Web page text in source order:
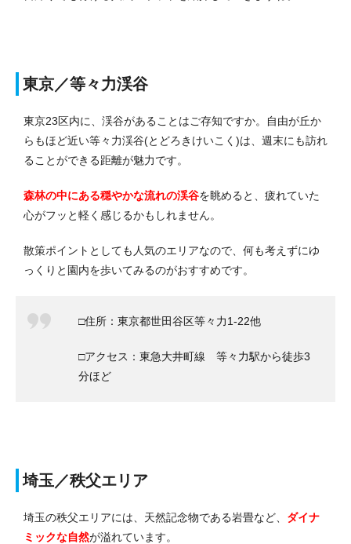
東京／等々力渓谷
東京23区内に、渓谷があることはご存知ですか。
自由が丘か
らもほど近い等々力渓谷(とどろきけいこく)は、週末にも訪れ
ることができる距離が魅力です。
森林の中にある穏やかな流れの渓谷を眺めると、疲れていた
心がフッと軽く感じるかもしれません。
散策ポイントとしても人気のエリアなので、何も考えずにゆ
っくりと園内を歩いてみるのがおすすめです。
□住所：東京都世田谷区等々力1-22他
□アクセス：東急大井町線 等々力駅から徒歩3
分ほど
埼玉／秩父エリア
埼玉の秩父エリアには、天然記念物である岩畳など、 ダイナ
ミックな自然が溢れています。